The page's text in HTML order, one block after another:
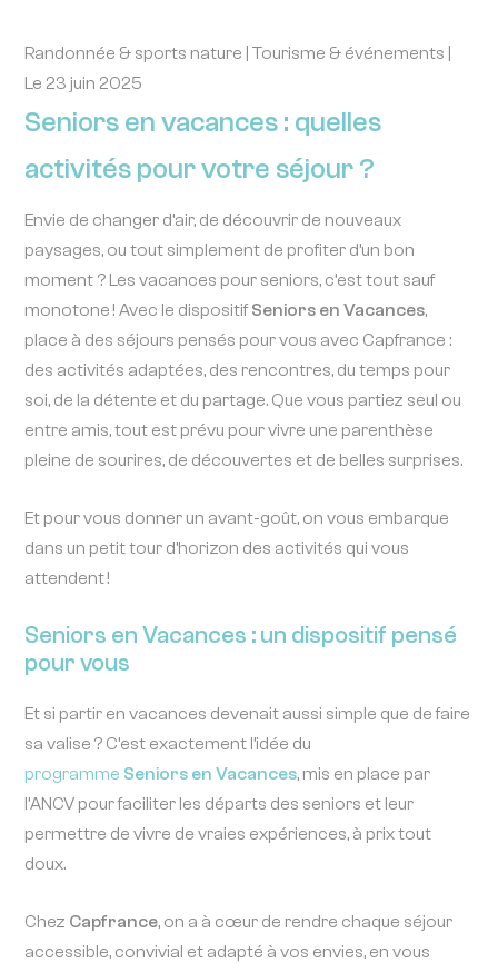
Randonnée & sports nature | Tourisme & événements |
Le 23 juin 2025
Seniors en vacances : quelles
activités pour votre séjour ?
Envie de changer d’air, de découvrir de nouveaux
paysages, ou tout simplement de profiter d’un bon
moment ? Les vacances pour seniors, c’est tout sauf
monotone ! Avec le dispositifSeniors en Vacances,
place à des séjours pensés pour vous avec Capfrance :
des activités adaptées, des rencontres, du temps pour
soi, de la détente et du partage. Que vous partiez seul ou
entre amis, tout est prévu pour vivre une parenthèse
pleine de sourires, de découvertes et de belles surprises.
Et pour vous donner un avant-goût, on vous embarque
dans un petit tour d’horizon des activités qui vous
attendent !
Seniors en Vacances : un dispositif pensé
pour vous
Et si partir en vacances devenait aussi simple que de faire
sa valise ? C’est exactement l’idée du
programme Seniors en Vacances, mis en place par
l’ANCV pour faciliter les départs des seniors et leur
permettre de vivre de vraies expériences, à prix tout
doux.
Chez Capfrance, on a à cœur de rendre chaque séjour
accessible, convivial et adapté à vos envies, en vous